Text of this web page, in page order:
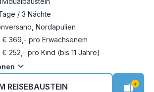
/ 3 Nächte
Nordapulien
€ 369,- pro Erwachsenem
€ 252,- pro Kind (bis 11 Jahre)
REISEBAUSTEIN +